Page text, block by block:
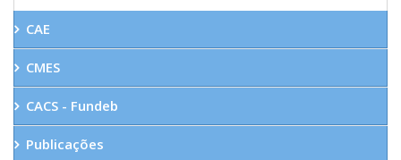
CAE
CMES
CACS - Fundeb
Publicações